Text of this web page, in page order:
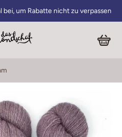
bei, um Rabatte nicht zu verpassen